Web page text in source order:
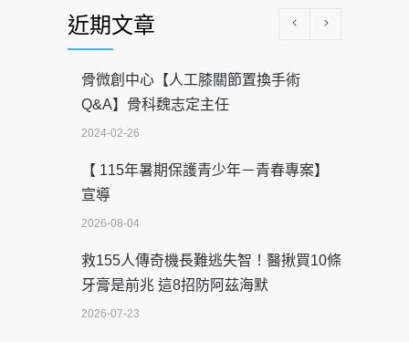
近期文章
骨微創中心【人工膝關節置換手術
Q&A】骨科魏志定主任
2024-02-26
【 115年暑期保護青少年－青春專案】
宣導
2026-08-04
救155人傳奇機長難逃失智！醫揪買10條
牙膏是前兆 這8招防阿茲海默
2026-07-23